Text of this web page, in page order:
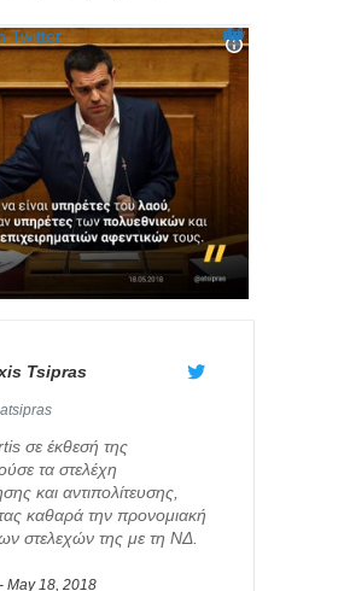
Twitter
Tsipras
σε έκθεσή της
τα στελέχη
και αντιπολίτευσης,
καθαρά την προνομιακή
στελεχών της με τη ΝΔ.
May 18, 2018
Twitter Ads info and privacy